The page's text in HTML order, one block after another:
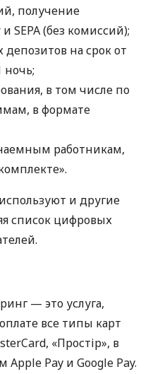
получение
SEPA (без комиссий);
на срок от
ночь;
в том числе по
в формате
работникам,
и другие
список цифровых
— это услуга,
все типы карт
«Простір», в
Apple Pay и Google Pay.